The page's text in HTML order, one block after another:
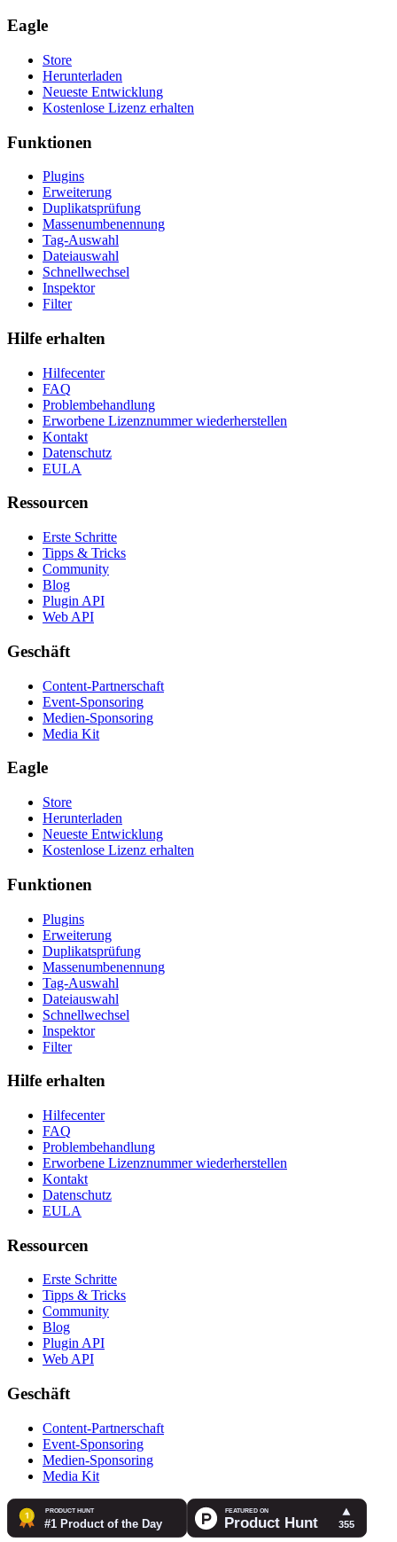
Eagle
Store
Herunterladen
Neueste Entwicklung
Kostenlose Lizenz erhalten
Funktionen
Plugins
Erweiterung
Duplikatsprüfung
Massenumbenennung
Tag-Auswahl
Dateiauswahl
Schnellwechsel
Inspektor
Filter
Hilfe erhalten
Hilfecenter
FAQ
Problembehandlung
Erworbene Lizenznummer wiederherstellen
Kontakt
Datenschutz
EULA
Ressourcen
Erste Schritte
Tipps & Tricks
Community
Blog
Plugin API
Web API
Geschäft
Content-Partnerschaft
Event-Sponsoring
Medien-Sponsoring
Media Kit
Eagle
Store
Herunterladen
Neueste Entwicklung
Kostenlose Lizenz erhalten
Funktionen
Plugins
Erweiterung
Duplikatsprüfung
Massenumbenennung
Tag-Auswahl
Dateiauswahl
Schnellwechsel
Inspektor
Filter
Hilfe erhalten
Hilfecenter
FAQ
Problembehandlung
Erworbene Lizenznummer wiederherstellen
Kontakt
Datenschutz
EULA
Ressourcen
Erste Schritte
Tipps & Tricks
Community
Blog
Plugin API
Web API
Geschäft
Content-Partnerschaft
Event-Sponsoring
Medien-Sponsoring
Media Kit